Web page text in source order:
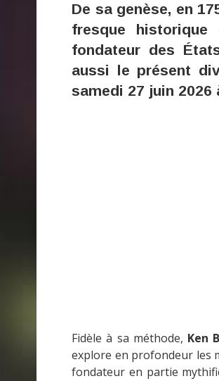
De sa genèse, en
fresque
fondateur des
aussi le présent
samedi 27 juin 2026
Fidèle à sa méthode, Ken
explore en profondeur les
fondateur en partie